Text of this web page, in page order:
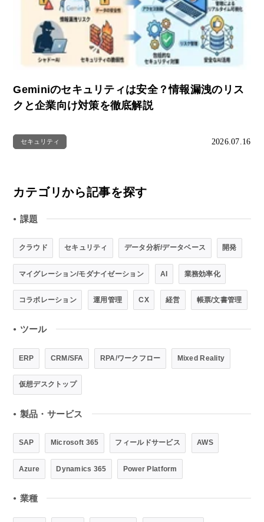
Geminiのセキュリティは安全？情報漏洩のリス
クと企業向け対策を徹底解説
セキュリティ 2026.07.16
カテゴリから記事を探す
● 課題
クラウド セキュリティ データ分析/データベース 開発
マイグレーション/モダナイゼーション AI 業務効率化
コラボレーション 運用管理 CX 経営 帳票/文書管理
● ツール
ERP CRM/SFA RPA/ワークフロー Mixed Reality
仮想デスクトップ
● 製品・サービス
SAP Microsoft 365 フィールドサービス AWS
Azure Dynamics 365 Power Platform
● 業種